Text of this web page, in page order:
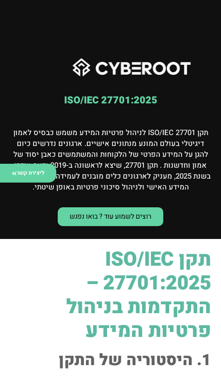
ליצירת קשר
ISO/IEC 27701:2025
תקן ISO/IEC 27701 לניהול פרטיות המידע משמש כבסיס לאמון
דיגיטלי בעולם המונע מנתונים אישיים. ארגונים נדרשים כיום
להגן על המידע הפרטי של הלקוחות והמשתמשים כאבן יסוד של
אמון וחדשנות . תקן 27701, שיצא לראשונה ב-2019 וכעת עודכן
בשנת 2025, מעניק לארגונים כלים מובנים לעמידה בדרישות הגנת
המידע האישי ולניהול סיכוני פרטיות באופן שיטתי.
רוצים לשמוע עוד ? בואו נפגש
תקן ISO/IEC
27701:2025 –
התקדמות בניהול
פרטיות המידע
1. היסטוריה של התקן